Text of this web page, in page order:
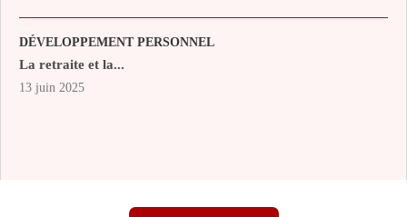
DÉVELOPPEMENT PERSONNEL
La retraite et la...
13 juin 2025